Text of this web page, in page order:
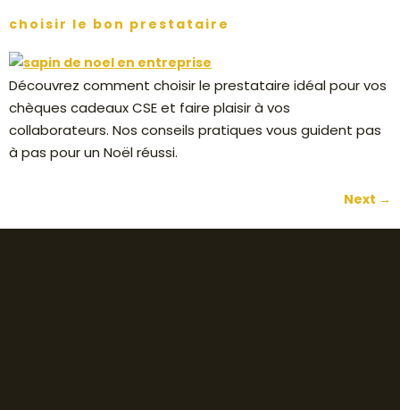
choisir le bon prestataire
Découvrez comment choisir le prestataire idéal pour vos
chèques cadeaux CSE et faire plaisir à vos
collaborateurs. Nos conseils pratiques vous guident pas
à pas pour un Noël réussi.
Next →